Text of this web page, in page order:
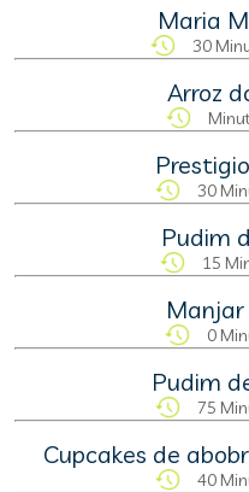
Maria
30
Arroz
30
Pudim
15
0
Pudim
75
Cupcakes de
40